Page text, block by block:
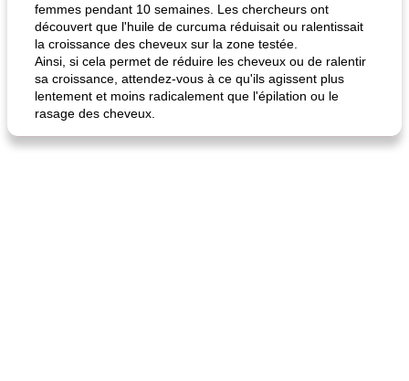
fiesta tostadas le méga's jopp joes
femmes pendant 10 semaines. Les chercheurs ont
découvert que l'huile de curcuma réduisait ou ralentissait
la croissance des cheveux sur la zone testée.
Ainsi, si cela permet de réduire les cheveux ou de ralentir
sa croissance, attendez-vous à ce qu'ils agissent plus
lentement et moins radicalement que l'épilation ou le
rasage des cheveux.